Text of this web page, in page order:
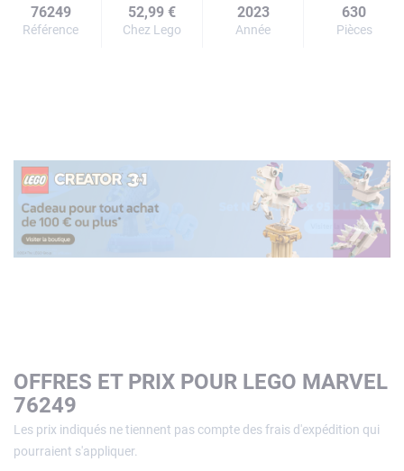
76249
Référence
52,99 €
Chez Lego
2023
Année
630
Pièces
OFFRES ET PRIX POUR LEGO MARVEL
76249
Les prix indiqués ne tiennent pas compte des frais d'expédition qui
pourraient s'appliquer.